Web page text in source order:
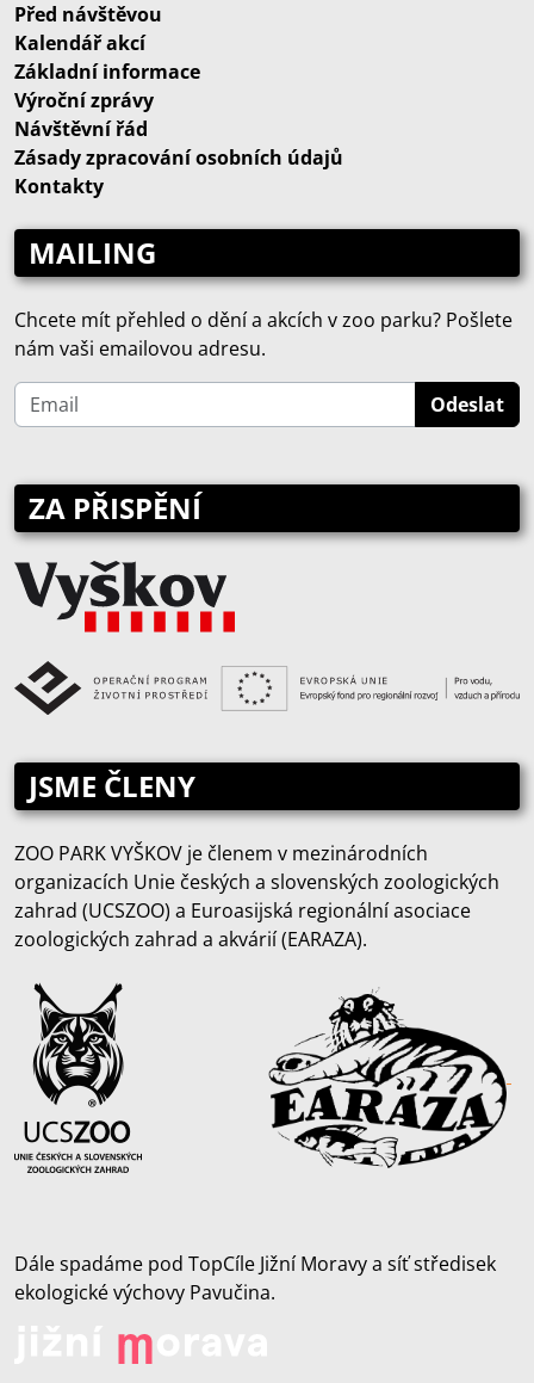
Před návštěvou
Kalendář akcí
Základní informace
Výroční zprávy
Návštěvní řád
Zásady zpracování osobních údajů
Kontakty
MAILING
Chcete mít přehled o dění a akcích v zoo parku? Pošlete
nám vaši emailovou adresu.
ZA PŘISPĚNÍ
JSME ČLENY
ZOO PARK VYŠKOV je členem v mezinárodních
organizacích Unie českých a slovenských zoologických
zahrad (UCSZOO) a Euroasijská regionální asociace
zoologických zahrad a akvárií (EARAZA).
Dále spadáme pod TopCíle Jižní Moravy a síť středisek
ekologické výchovy Pavučina.